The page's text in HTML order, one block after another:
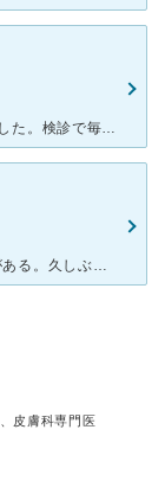
ここには、泌尿器科に3歳の息子が診察に行きました。検診で毎度睾丸が下にないと指摘を受けており、診察してもらいました。泌尿器科は、お年寄りで混んでいて、待ち時間も30分くらいかかりました。先生は、お年寄
昔から先生は腕が良く、岩手医大ともつながりがある。久しぶりに訪れて受診したら、代替わりしていたが、腕は良いままでとても、繁盛していた。看護師と受け付けにいる事務員の対応が上から目線で、口調も強く、不快
皮膚科専門医